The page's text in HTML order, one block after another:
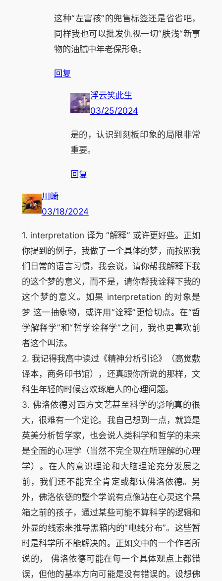
这种“左富孩”的兜售标签还是省省吧，
同样我也可以批发仇视一切“肤浅“新事
物的油腻中年老保形象。
回复
浮云笑此生
03/25/2024
是的，认识到刻板印象的局限非常
重要。
回复
川崎
03/18/2024
1. interpretation 译为 “解释” 或许更好些。正如
你提到的例子，我做了一个具体的梦，而按照我
们日常的语言习惯，我会说，请你帮我解释下我
的这个梦的意义，而不是，请你帮我诠释下我的
这个梦的意义。如果 interpretation 的对象是
梦 这一抽象物，或许用“诠释”更恰切点。在“哲
学解释学”和“哲学诠释学”之间，我也更喜欢前
者这个叫法。
2. 我记得我高中读过《精神分析引论》（高觉敷
译本，商务印书馆），还真跟你所说的那样，文
科生年轻的时候喜欢琢磨人的心理问题。
3. 佛洛依德对西方文艺甚至科学的影响真的很
大，很难有一个定论。我自己想到一点，就算是
英美分析哲学家，也会说人类科学和哲学的未来
是全面的心理学（当然不完全现在所理解的心理
学）。在人的意识理论和大脑理论充分发展之
前，我们还不能完全肯定或都认佛洛依德。另
外，佛洛依德的整个学说有点像站在心灵这个黑
箱之前的孩子，通过某些可能不算科学的逻辑和
外显的线索来推导黑箱内的“电线分布”。这些暂
时是科学所不能解决的。正如文中的一个作者所
说的， 佛洛依德可能在每一个具体观点上都错
误，但他的基本方向可能是没有错误的。设想佛